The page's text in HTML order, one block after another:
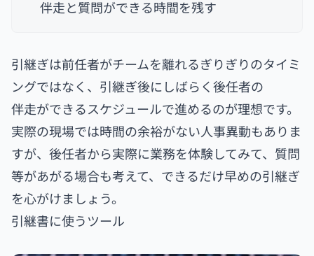
伴走と質問ができる時間を残す
引継ぎは前任者がチームを離れるぎりぎりのタイミ
ングではなく、引継ぎ後にしばらく後任者の
伴走ができるスケジュールで進めるのが理想です。
実際の現場では時間の余裕がない人事異動もありま
すが、後任者から実際に業務を体験してみて、質問
等があがる場合も考えて、できるだけ早めの引継ぎ
を心がけましょう。
引継書に使うツール